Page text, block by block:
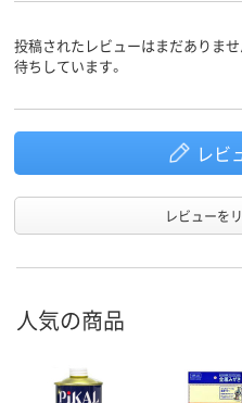
投稿されたレビューはまだありま
待ちしています。
レビ
レビューを
人気の商品